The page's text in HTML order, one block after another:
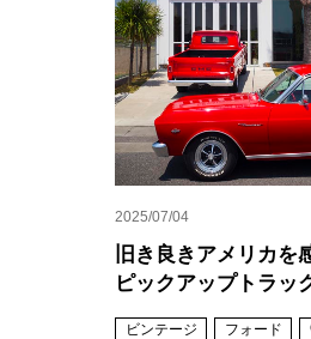
2025/07/04
旧き良きアメリカを
ピックアップトラッ
ビンテージ フォード